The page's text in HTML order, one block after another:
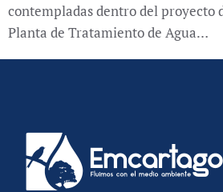
contempladas dentro del proyecto
Planta de Tratamiento de Agua…